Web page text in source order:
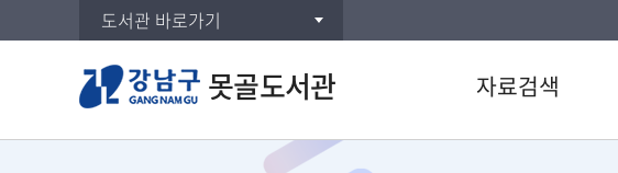
도서관 바로가기
못골도서관 자료검색